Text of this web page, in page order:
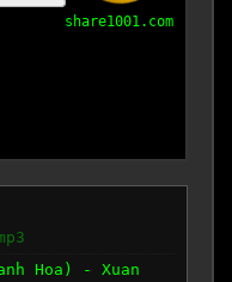
share1001.com
Hoa) - Xuan